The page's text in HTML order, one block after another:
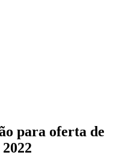
para oferta de